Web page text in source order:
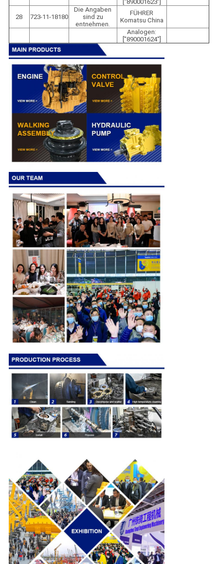
["890001623"]
28 723-11-18180
Die Angaben
sind zu
entnehmen.
FÜHRER
Komatsu China
Analogen:
["890001624"]